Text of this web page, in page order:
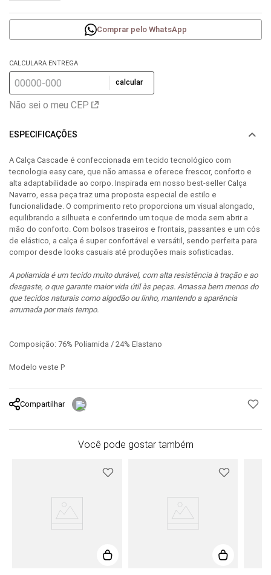
Comprar pelo WhatsApp
CALCULARA ENTREGA
calcular
Não sei o meu CEP
ESPECIFICAÇÕES
A Calça Cascade é confeccionada em tecido tecnológico com
tecnologia easy care, que não amassa e oferece frescor, conforto e
alta adaptabilidade ao corpo. Inspirada em nosso best-seller Calça
Navarro, essa peça traz uma proposta especial de estilo e
funcionalidade. O comprimento reto proporciona um visual alongado,
equilibrando a silhueta e conferindo um toque de moda sem abrir a
mão do conforto. Com bolsos traseiros e frontais, passantes e um cós
de elástico, a calça é super confortável e versátil, sendo perfeita para
compor desde looks casuais até produções mais sofisticadas.
A poliamida é um tecido muito durável, com alta resistência à tração e ao
desgaste, o que garante maior vida útil às peças. Amassa bem menos do
que tecidos naturais como algodão ou linho, mantendo a aparência
arrumada por mais tempo.
Composição: 76% Poliamida / 24% Elastano
Modelo veste P
Compartilhar
Você pode gostar também